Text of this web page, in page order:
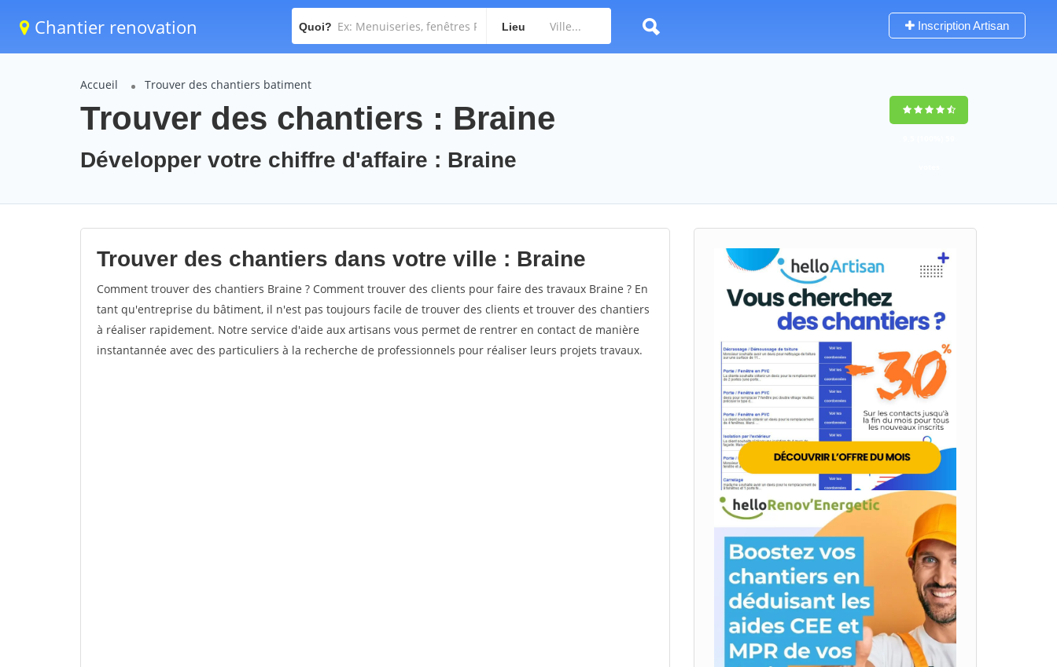
Chantier renovation Quoi? Lieu Inscription Artisan
Accueil Trouver des chantiers batiment
Trouver des chantiers : Braine
Développer votre chiffre d'affaire : Braine
Trouver des chantiers dans votre ville : Braine
Comment trouver des chantiers Braine ? Comment trouver des clients pour faire des travaux Braine ? En
tant qu'entreprise du bâtiment, il n'est pas toujours facile de trouver des clients et trouver des chantiers
à réaliser rapidement. Notre service d'aide aux artisans vous permet de rentrer en contact de manière
instantannée avec des particuliers à la recherche de professionnels pour réaliser leurs projets travaux.